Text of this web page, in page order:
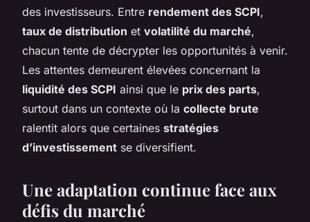
des investisseurs. Entre rendement des SCPI,
taux de distribution et volatilité du marché,
chacun tente de décrypter les opportunités à venir.
Les attentes demeurent élevées concernant la
liquidité des SCPI ainsi que le prix des parts,
surtout dans un contexte où la collecte brute
ralentit alors que certaines stratégies
d’investissement se diversifient.
Une adaptation continue face aux
défis du marché